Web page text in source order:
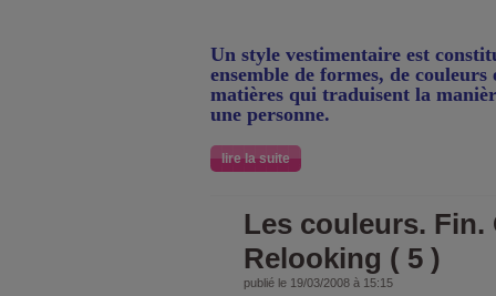
Un style vestimentaire est
ensemble de formes, de couleurs
matières qui traduisent la
une personne.
lire la suite
Les couleurs. Fin.
Relooking ( 5 )
publié le 19/03/2008 à 15:15